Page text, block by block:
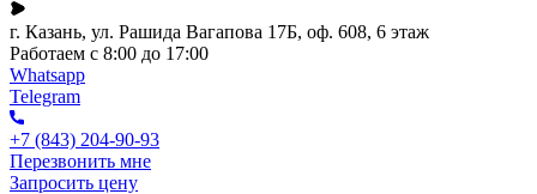
г. Казань, ул. Рашида Вагапова 17Б, оф. 608, 6 этаж
Работаем с 8:00 до 17:00
Whatsapp
Telegram
+7 (843) 204-90-93
Перезвонить мне
Запросить цену